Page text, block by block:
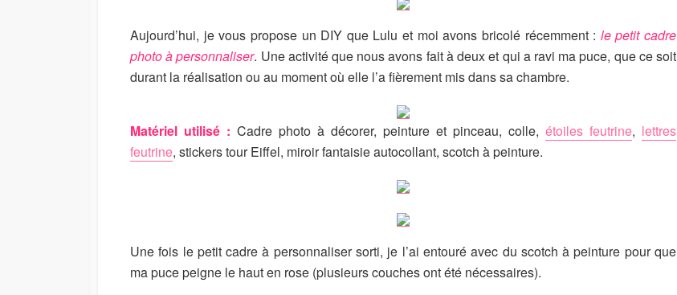
H
E
D
E
D
I
F
D
D
A
Aujourd’hui, je vous propose un DIY que Lulu et moi avons bricolé récemment : le petit cadre
photo à personnaliser. Une activité que nous avons fait à deux et qui a ravi ma puce, que ce soit
durant la réalisation ou au moment où elle l’a fièrement mis dans sa chambre.
Matériel utilisé : Cadre photo à décorer, peinture et pinceau, colle, étoiles feutrine, lettres
feutrine, stickers tour Eiffel, miroir fantaisie autocollant, scotch à peinture.
Une fois le petit cadre à personnaliser sorti, je l’ai entouré avec du scotch à peinture pour que
ma puce peigne le haut en rose (plusieurs couches ont été nécessaires).